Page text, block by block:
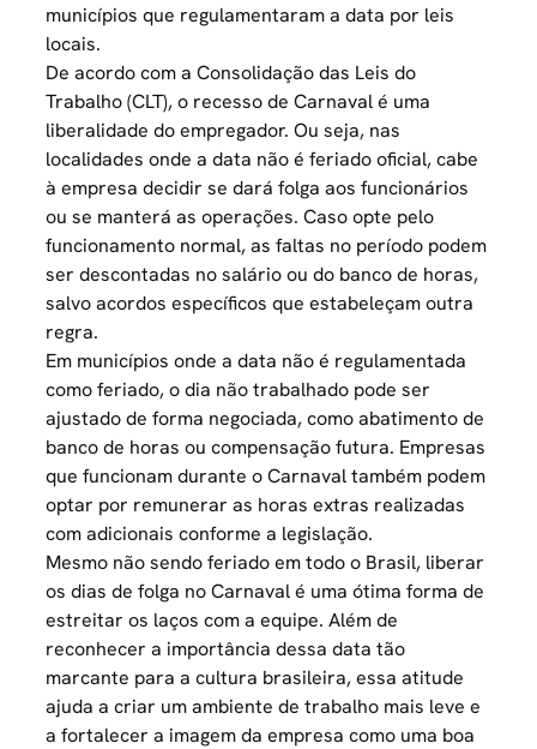
municípios que regulamentaram a data por leis
locais.
De acordo com a Consolidação das Leis do
Trabalho (CLT), o recesso de Carnaval é uma
liberalidade do empregador. Ou seja, nas
localidades onde a data não é feriado oficial, cabe
à empresa decidir se dará folga aos funcionários
ou se manterá as operações. Caso opte pelo
funcionamento normal, as faltas no período podem
ser descontadas no salário ou do banco de horas,
salvo acordos específicos que estabeleçam outra
regra.
Em municípios onde a data não é regulamentada
como feriado, o dia não trabalhado pode ser
ajustado de forma negociada, como abatimento de
banco de horas ou compensação futura. Empresas
que funcionam durante o Carnaval também podem
optar por remunerar as horas extras realizadas
com adicionais conforme a legislação.
Mesmo não sendo feriado em todo o Brasil, liberar
os dias de folga no Carnaval é uma ótima forma de
estreitar os laços com a equipe. Além de
reconhecer a importância dessa data tão
marcante para a cultura brasileira, essa atitude
ajuda a criar um ambiente de trabalho mais leve e
a fortalecer a imagem da empresa como uma boa